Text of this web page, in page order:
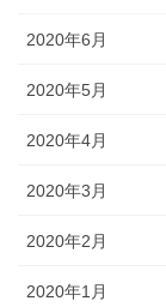
2020年6月
2020年5月
2020年4月
2020年3月
2020年2月
2020年1月